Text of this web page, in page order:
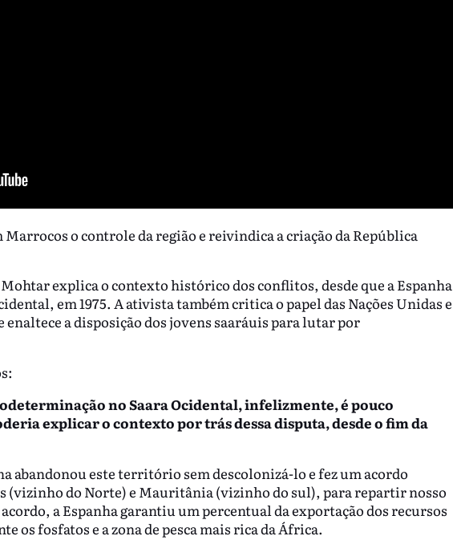
o controle da região e reivindica a criação da República
explica o contexto histórico dos conflitos, desde que a Espanha
em 1975. A ativista também critica o papel das Nações Unidas e
a disposição dos jovens saaráuis para lutar por
no Saara Ocidental, infelizmente, é pouco
explicar o contexto por trás dessa disputa, desde o fim da
abandonou este território sem descolonizá-lo e fez um acordo
do Norte) e Mauritânia (vizinho do sul), para repartir nosso
a Espanha garantiu um percentual da exportação dos recursos
os fosfatos e a zona de pesca mais rica da África.